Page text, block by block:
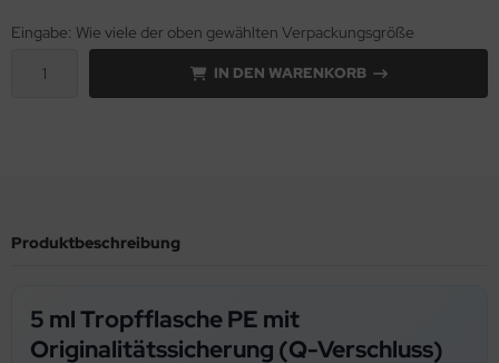
Eingabe: Wie viele der oben gewählten Verpackungsgröße
IN DEN WARENKORB
Produktbeschreibung
5 ml Tropfflasche PE mit
Originalitätssicherung (Q-Verschluss)